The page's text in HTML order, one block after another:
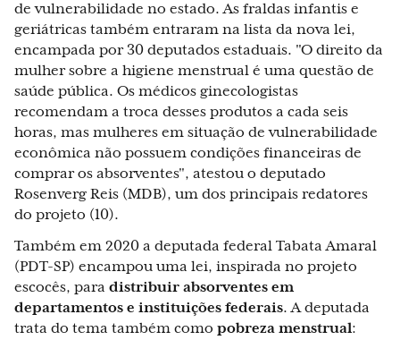
de vulnerabilidade no estado. As fraldas infantis e
geriátricas também entraram na lista da nova lei,
encampada por 30 deputados estaduais. "O direito da
mulher sobre a higiene menstrual é uma questão de
saúde pública. Os médicos ginecologistas
recomendam a troca desses produtos a cada seis
horas, mas mulheres em situação de vulnerabilidade
econômica não possuem condições financeiras de
comprar os absorventes", atestou o deputado
Rosenverg Reis (MDB), um dos principais redatores
do projeto (10).
Também em 2020 a deputada federal Tabata Amaral
(PDT-SP) encampou uma lei, inspirada no projeto
escocês, para distribuir absorventes em
departamentos e instituições federais. A deputada
trata do tema também como pobreza menstrual: